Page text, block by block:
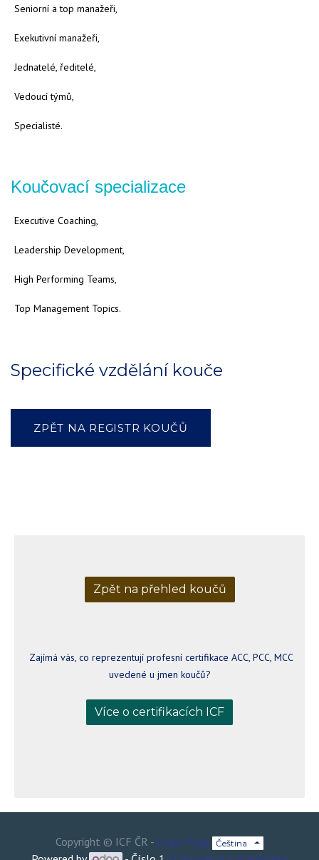
Seniorní a top manažeři,
Exekutivní manažeři,
Jednatelé, ředitelé,
Vedoucí týmů,
Specialisté.
Koučovací specializace
Executive Coaching,
Leadership Development,
High Performing Teams,
Top Management Topics.
Specifické vzdělání kouče
ZPĚT NA REGISTR KOUČŮ
Zpět na přehled koučů
Zajímá vás, co reprezentují profesní certifikace ACC, PCC, MCC
uvedené u jmen koučů?
Více o certifikacích ICF
Copyright © ICF ČR - Legal Page Čeština